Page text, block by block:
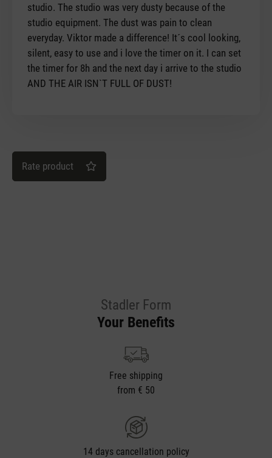
studio. The studio was very dusty because of the
studio equipment. The dust was pain to clean
everyday. Viktor made a difference! It´s cool looking,
silent, easy to use and i love the timer on it. I can set
the timer for 8h and the next day i arrive to the studio
AND THE AIR ISN`T FULL OF DUST!
Rate product
Stadler Form
Your Benefits
Free shipping
from € 50
14 days cancellation policy